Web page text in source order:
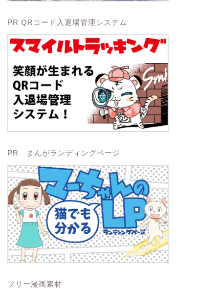
PR QRコード入退場管理システム
PR まんがランディングページ
フリー漫画素材